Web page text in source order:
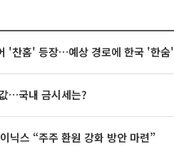
'찬홈' 등장…예상 경로에 한국 '한숨'
…국내 금시세는?
닉스 “주주 환원 강화 방안 마련”